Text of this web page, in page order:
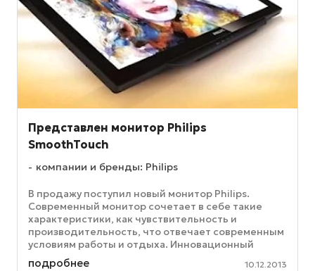
Представлен монитор Philips
SmoothTouch
компании и бренды: Philips
В продажу поступил новый монитор Philips.
Современный монитор сочетает в себе такие
характеристики, как чувствительность и
производительность, что отвечает современным
условиям работы и отдыха. Инновационный
дисплей обрабатывает до 10 точек ...
подробнее 10.12.2013